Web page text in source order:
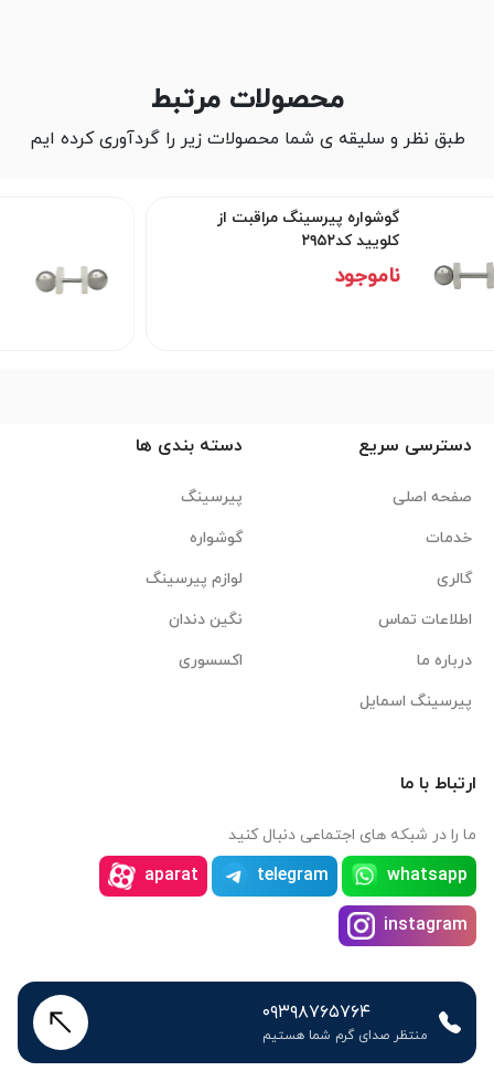
محصولات مرتبط
طبق نظر و سلیقه ی شما محصولات زیر را گردآوری کرده ایم
گوشواره پیرسینگ مراقبت از
کلویید کد۲۹۵۱
ناموجود
دسترسی سریع
صفحه اصلی
خدمات
گالری
اطلاعات تماس
درباره ما
پیرسینگ اسمایل
دسته بندی ها
پیرسینگ
گوشواره
لوازم پیرسینگ
نگین دندان
اکسسوری
ارتباط با ما
ما را در شبکه های اجتماعی دنبال کنید
whatsapp
telegram
aparat
instagram
۰۹۳۹۸۷۶۵۷۶۴
منتظر صدای گرم شما هستیم